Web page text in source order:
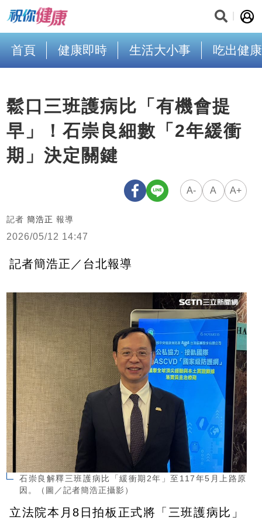
首頁 健康即時 生活大小事 吃出健康
鬆口三班護病比「有機會提
早」！石崇良細數「2年緩衝
期」決定關鍵
A- A A+
記者 簡浩正 報導
2026/05/12 14:47
記者簡浩正／台北報導
石崇良解釋三班護病比「緩衝期2年」至117年5月上路原
因。（圖／記者簡浩正攝影）
立法院本月8日拍板正式將「三班護病比」